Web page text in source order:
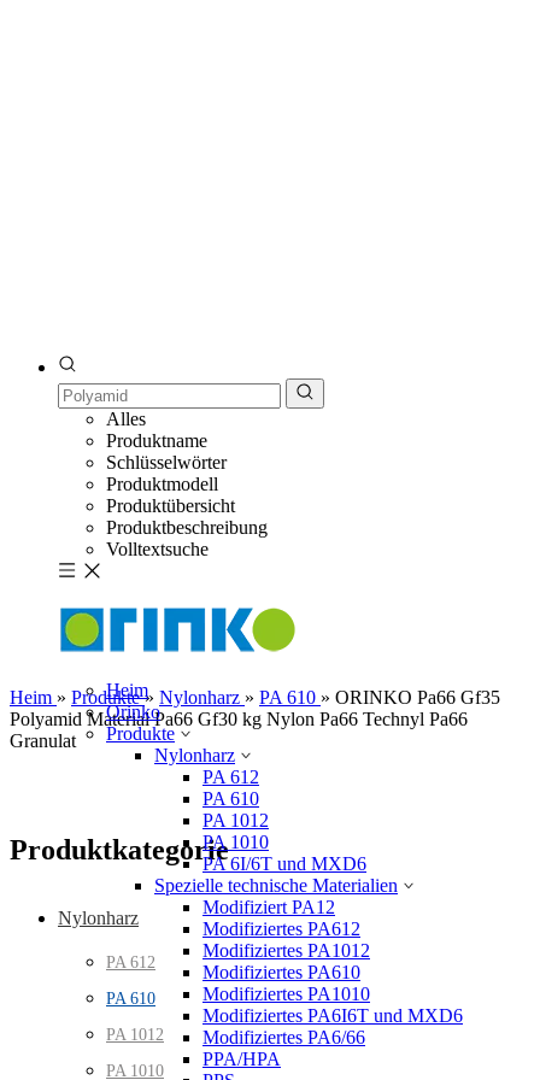
Alles
Produktname
Schlüsselwörter
Produktmodell
Produktübersicht
Produktbeschreibung
Volltextsuche
Heim
Orinko
Produkte
Nylonharz
PA 612
PA 610
PA 1012
PA 1010
PA 6I/6T und MXD6
Spezielle technische Materialien
Modifiziert PA12
Modifiziertes PA612
Modifiziertes PA1012
Modifiziertes PA610
Modifiziertes PA1010
Modifiziertes PA6I6T und MXD6
Modifiziertes PA6/66
PPA/HPA
Heim » Produkte » Nylonharz » PA 610 » ORINKO Pa66 Gf35
Polyamid Material Pa66 Gf30 kg Nylon Pa66 Technyl Pa66
Granulat
Produktkategorie
Nylonharz
PA 612
PA 610
PA 1012
PA 1010